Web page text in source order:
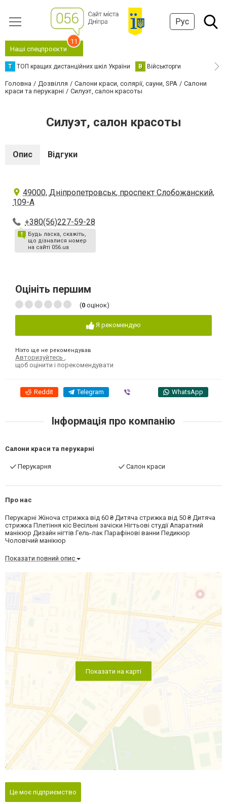
Рус
Наші спецпроєкти
11
Т ТОП кращих дистанційних шкіл України В Військторги
Головна Дозвілля Салони краси, солярії, сауни, SPA
Салони
краси та перукарні
Силуэт, салон красоты
Силуэт, салон красоты
Опис Відгуки
49000, Дніпропетровськ, проспект Слобожанский,
109-А
+380(56)227-59-28
Будь ласка, скажіть,
що дізналися номер
на сайті 056.ua
Оцініть першим
(0 оцінок)
Я рекомендую
Ніхто ще не рекомендував
Авторизуйтесь
щоб оцінити і порекомендувати
Reddit Telegram WhatsApp
Інформація про компанію
Салони краси та перукарні
Перукарня Салон краси
Про нас
Перукарні Жіноча стрижка від 60 ₴ Дитяча стрижка від 50 ₴ Дитяча
стрижка Плетіння кіс Весільні зачіски Нігтьові студії Апаратний
манікюр Дизайн нігтів Гель-лак Парафінові ванни Педикюр
Чоловічий манікюр
Показати повний опис
Показати на карті
Це моє підприємство